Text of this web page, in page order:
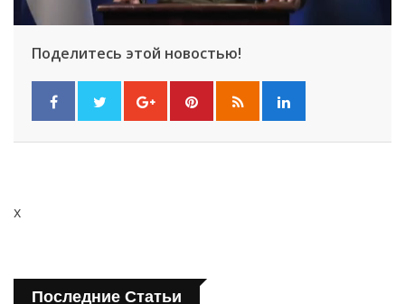
Поделитесь этой новостью!
x
Последние Статьи